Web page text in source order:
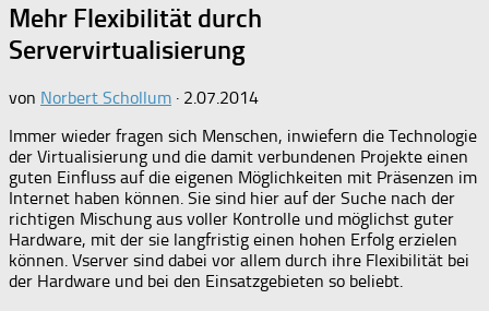
Mehr Flexibilität durch
Servervirtualisierung
von Norbert Schollum · 2.07.2014
Immer wieder fragen sich Menschen, inwiefern die Technologie
der Virtualisierung und die damit verbundenen Projekte einen
guten Einfluss auf die eigenen Möglichkeiten mit Präsenzen im
Internet haben können. Sie sind hier auf der Suche nach der
richtigen Mischung aus voller Kontrolle und möglichst guter
Hardware, mit der sie langfristig einen hohen Erfolg erzielen
können. Vserver sind dabei vor allem durch ihre Flexibilität bei
der Hardware und bei den Einsatzgebieten so beliebt.